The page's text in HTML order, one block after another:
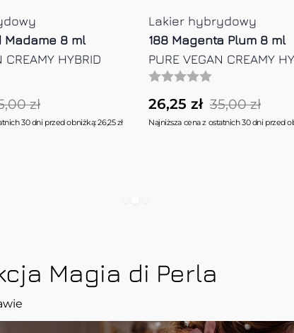
8 ml
CREAMY HYBRID
zł
30 dni przed obniżką: 26,25 zł
Lakier hybrydowy
239 Vintage Patina 8 ml
PURE VEGAN CREAMY
26,25 zł 35,00 zł
Najniższa cena z ostatnich 30 dni przed
Magia di Perla